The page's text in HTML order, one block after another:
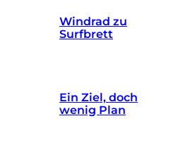
Windrad zu
Surfbrett
Ein Ziel, doch
wenig Plan